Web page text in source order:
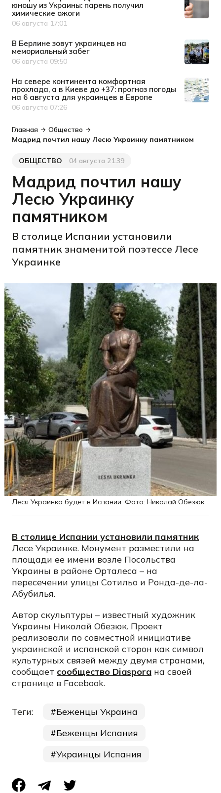
юношу из Украины: парень получил
химические ожоги
Дата публикации
06 августа 17:01
В Берлине зовут украинцев на
мемориальный забег
Дата публикации
06 августа 09:50
На севере континента комфортная
прохлада, а в Киеве до +37: прогноз погоды
на 6 августа для украинцев в Европе
Дата публикации
06 августа 07:26
Главная
Общество
Мадрид почтил нашу Лесю Украинку памятником
Категория
ОБЩЕСТВО
Дата публикации04 августа 21:39
Мадрид почтил нашу
Лесю Украинку
памятником
В столице Испании установили
памятник знаменитой поэтессе Лесе
Украинке
Леся Украинка будет в Испании. Фото: Николай Обезюк
В столице Испании установили памятник
Лесе Украинке. Монумент разместили на
площади ее имени возле Посольства
Украины в районе Орталеса – на
пересечении улицы Сотильо и Ронда-де-ла-
Абубилья.
Автор скульптуры – известный художник
Украины Николай Обезюк. Проект
реализовали по совместной инициативе
украинской и испанской сторон как символ
культурных связей между двумя странами,
сообщает сообщество Diaspora на своей
странице в Facebook.
Теги:
Беженцы Украина
Беженцы Испания
Украинцы Испания